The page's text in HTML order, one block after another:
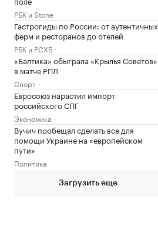
РБК и Stone
Гастрогиды по России: от аутентичных
ферм и ресторанов до отелей
РБК и РСХБ
«Балтика» обыграла «Крылья Советов»
в матче РПЛ
Спорт
Евросоюз нарастил импорт
российского СПГ
Экономика
Вучич пообещал сделать все для
помощи Украине на «европейском
пути»
Политика
Загрузить еще